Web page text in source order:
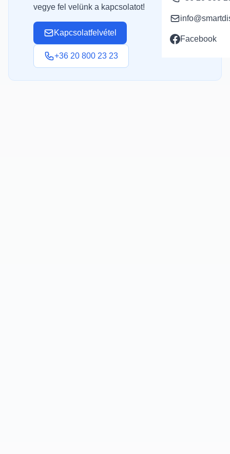
Facebook
vegye fel velünk a kapcsolatot!
Kapcsolatfelvétel
+36 20 800 23 23